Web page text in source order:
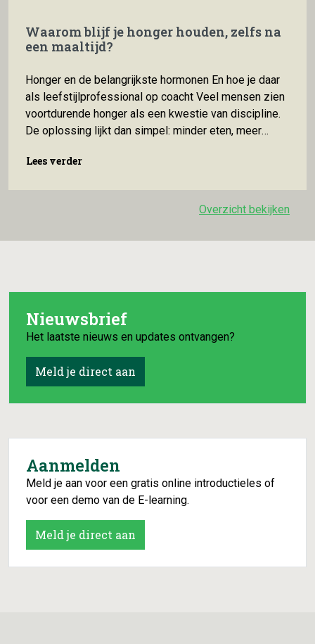
Waarom blijf je honger houden, zelfs na
een maaltijd?
Honger en de belangrijkste hormonen En hoe je daar
als leefstijlprofessional op coacht Veel mensen zien
voortdurende honger als een kwestie van discipline.
De oplossing lijkt dan simpel: minder eten, meer
schiet tekort. Honger is namelijk geen
Lees verder
Overzicht bekijken
Nieuwsbrief
Het laatste nieuws en updates ontvangen?
Meld je direct aan
Aanmelden
Meld je aan voor een gratis online introductieles of
voor een demo van de E-learning.
Meld je direct aan